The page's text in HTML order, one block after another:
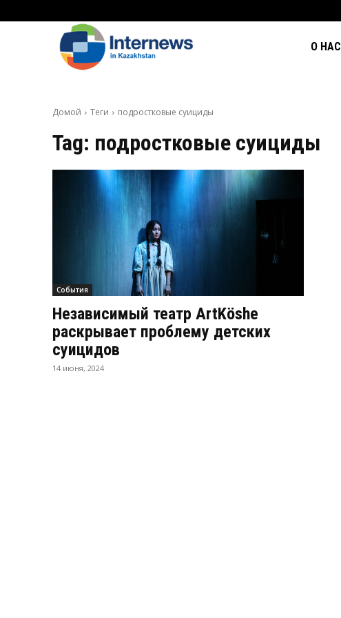
О НАС
Домой Теги подростковые суициды
Tag: подростковые суициды
События
Независимый театр ArtKöshe
раскрывает проблему детских
суицидов
14 июня, 2024